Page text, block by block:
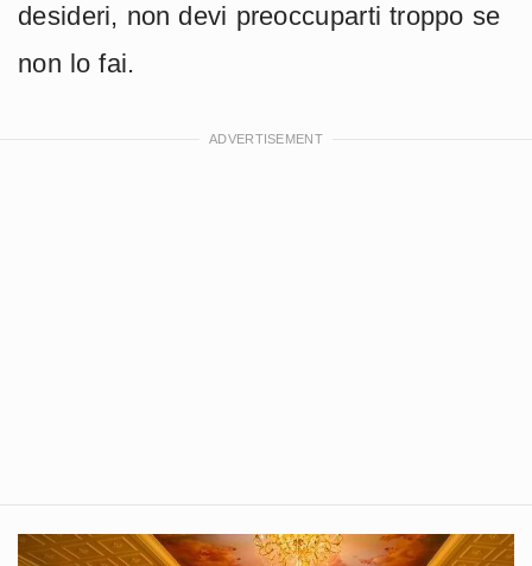
desideri, non devi preoccuparti troppo se
non lo fai.